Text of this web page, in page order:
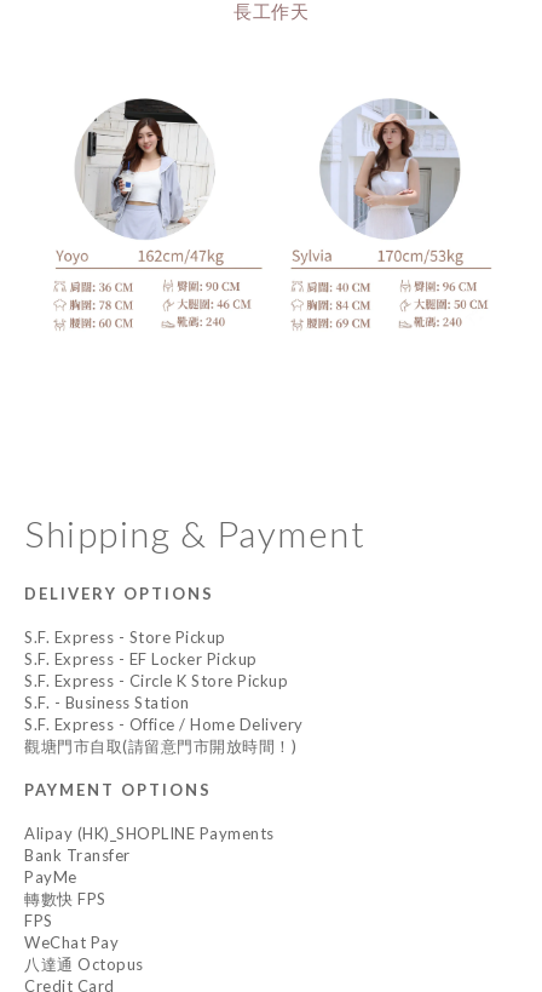
長工作天
Shipping & Payment
DELIVERY OPTIONS
S.F. Express - Store Pickup
S.F. Express - EF Locker Pickup
S.F. Express - Circle K Store Pickup
S.F. - Business Station
S.F. Express - Office / Home Delivery
觀塘門市自取(請留意門市開放時間！)
PAYMENT OPTIONS
Alipay (HK)_SHOPLINE Payments
Bank Transfer
PayMe
轉數快 FPS
FPS
WeChat Pay
八達通 Octopus
Credit Card